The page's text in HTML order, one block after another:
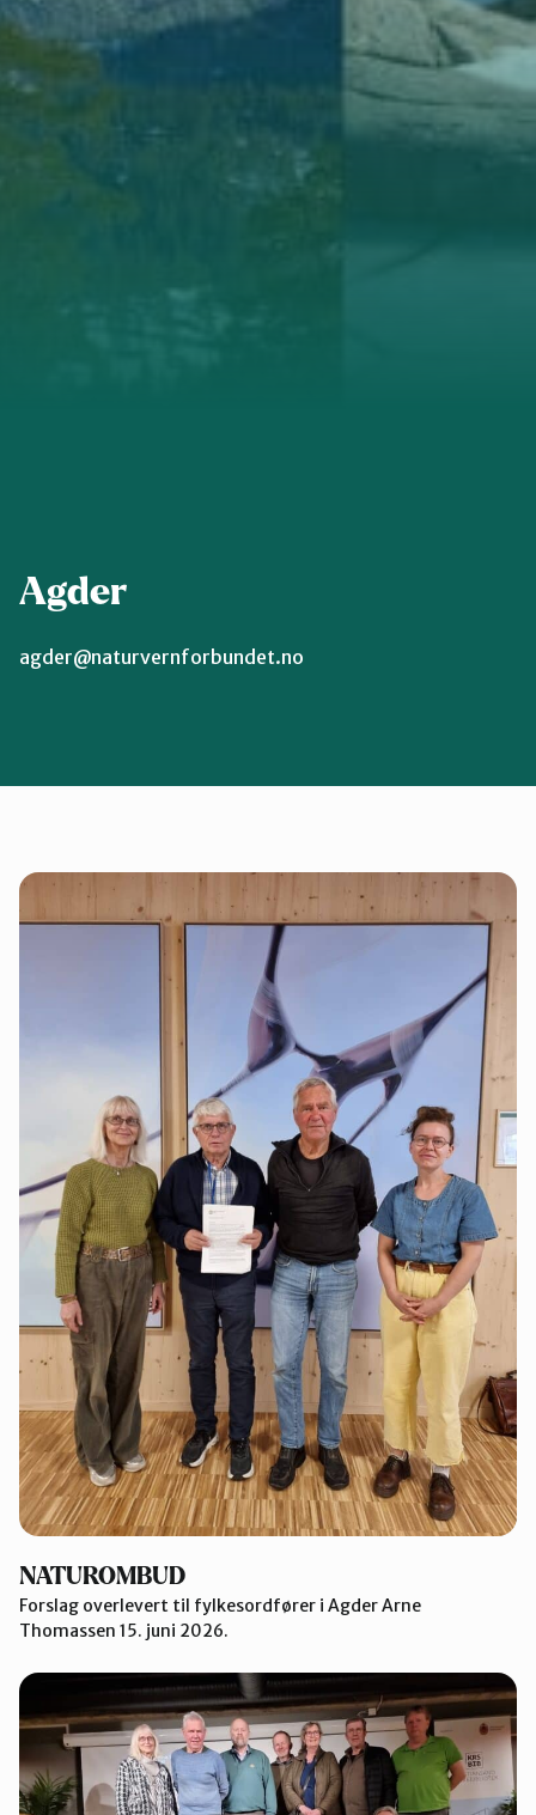
Lillesand
Lindesnes
Øst i Agder
Agder
agder@naturvernforbundet.no
NATUROMBUD
Forslag overlevert til fylkesordfører i Agder Arne
Thomassen 15. juni 2026.